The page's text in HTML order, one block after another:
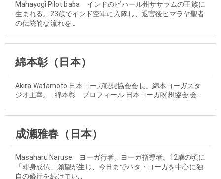
Mahayogi Pilot baba インドのビハール州ササラムの王族に
生まれる。23歳でインド空軍に入隊し、退官後ヒマラヤ聖者
の伝統的な流れを...
綿本彰（日本）
Akira Watamoto 日本ヨーガ瞑想協会会長。綿本ヨーガスタ
ジオ主宰。 綿本彰 プロフィール 日本ヨーガ瞑想協会 会...
成瀬雅春（日本）
Masaharu Naruse ヨーガ行者、ヨーガ指導者。12歳の頃に
「即身成仏」願望が生じ、今日までハタ・ヨーガを中心に独
自の修行を続けてい...